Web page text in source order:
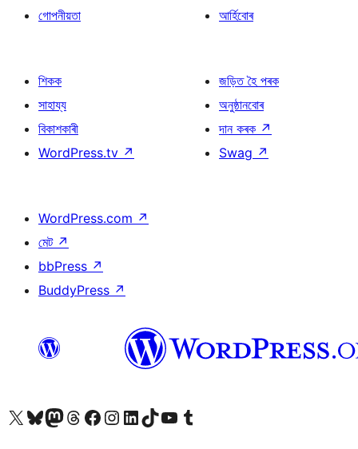
গোপনীয়তা
আৰ্হিবোৰ
শিকক
সাহায্য
বিকাশকাৰী
WordPress.tv ↗
জড়িত হৈ পৰক
অনুষ্ঠানবোৰ
দান কৰক ↗
Swag ↗
WordPress.com ↗
মেট ↗
bbPress ↗
BuddyPress ↗
আমাৰ X (আগৰ Twitter) একাউণ্টলৈ যাওকআমাৰ Bluesky একাউণ্টলৈ যাওকআমাৰ Mastodon একাউণ্টলৈ যাওকআমাৰ Threads একাউণ্টলৈ যাওকআমাৰ Facebook পৃষ্ঠালৈ যাওকআমাৰ Instagram একাউণ্টলৈ যাওকআমাৰ LinkedIn একাউণ্টলৈ যাওকআমাৰ TikTok একাউণ্টলৈ যাওকআমাৰ YouTube চেনেললৈ যাওকআমাৰ Tumblr একাউণ্টলৈ যাওক